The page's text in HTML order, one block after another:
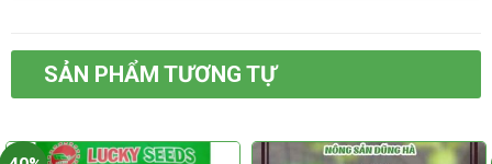
có
thể.
Các
có
thể.
thể
SẢN PHẨM TƯƠNG TỰ